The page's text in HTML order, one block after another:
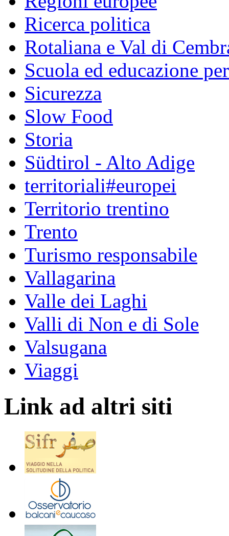
Ricerca politica
Rotaliana e Val di
Scuola ed educazione
Sicurezza
Slow Food
Storia
Südtirol - Alto Adige
territoriali#europei
Territorio trentino
Trento
Turismo responsabile
Vallagarina
Valle dei Laghi
Valli di Non e di Sole
Valsugana
Viaggi
Link ad altri siti